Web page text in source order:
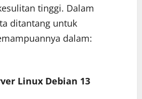
tinggi. Dalam
ditantang untuk
dalam:
Linux Debian 13